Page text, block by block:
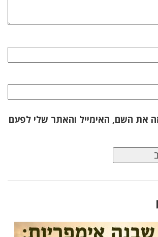
את השם, האימייל והאתר שלי לפעם